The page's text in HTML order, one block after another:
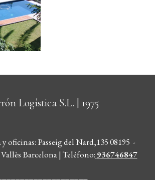
Logística S.L. | 1975
oficinas: Passeig del Nard,135 08195 -
Barcelona | Teléfono: 936746847